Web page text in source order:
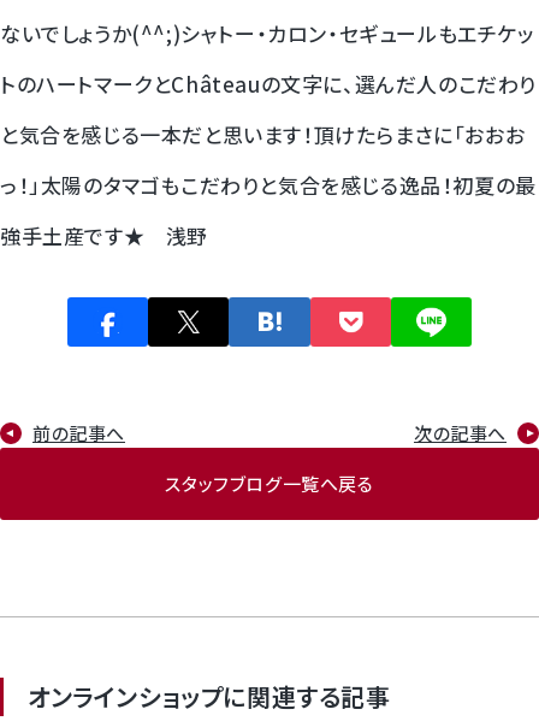
ないでしょうか(^^;)シャトー・カロン・セギュールもエチケッ
トのハートマークとChâteauの文字に、選んだ人のこだわり
と気合を感じる一本だと思います！頂けたらまさに「おおお
っ！」太陽のタマゴもこだわりと気合を感じる逸品！初夏の最
強手土産です★ 浅野
前の記事へ
スタッフブログ一覧へ戻る
次の記事へ
オンラインショップに関連する記事